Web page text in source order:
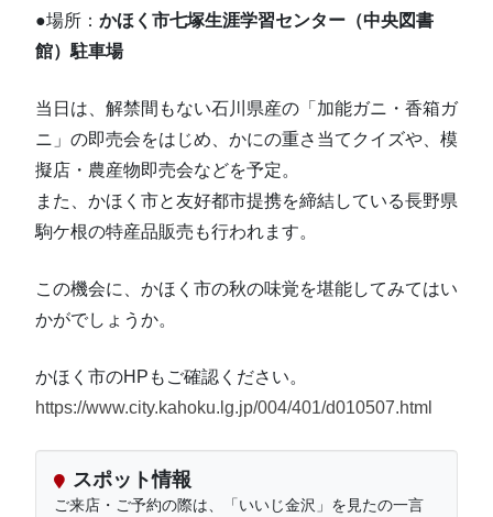
●場所： かほく市七塚生涯学習センター（中央図書
館）駐車場
当日は、解禁間もない石川県産の「加能ガニ・香箱ガ
ニ」の即売会をはじめ、かにの重さ当てクイズや、模
擬店・農産物即売会などを予定。
また、かほく市と友好都市提携を締結している長野県
駒ケ根の特産品販売も行われます。
この機会に、かほく市の秋の味覚を堪能してみてはい
かがでしょうか。
かほく市のHPもご確認ください。
https://www.city.kahoku.lg.jp/004/401/d010507.html
スポット情報
ご来店・ご予約の際は、「いいじ金沢」を見たの一言